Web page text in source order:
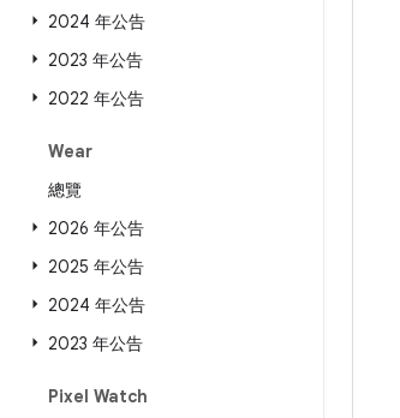
2024 年公告
2023 年公告
2022 年公告
Wear
總覽
2026 年公告
2025 年公告
2024 年公告
2023 年公告
Pixel Watch